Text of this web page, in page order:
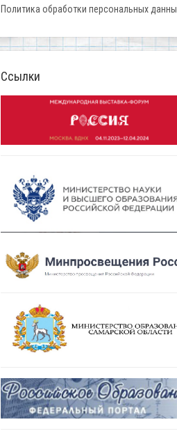
Политика обработки персональных
Ссылки